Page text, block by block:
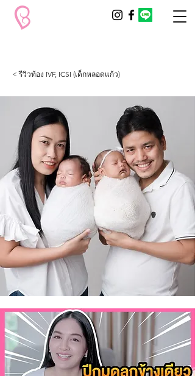
< รีวิวท้อง IVF, ICSI (เด็กหลอดแก้ว)